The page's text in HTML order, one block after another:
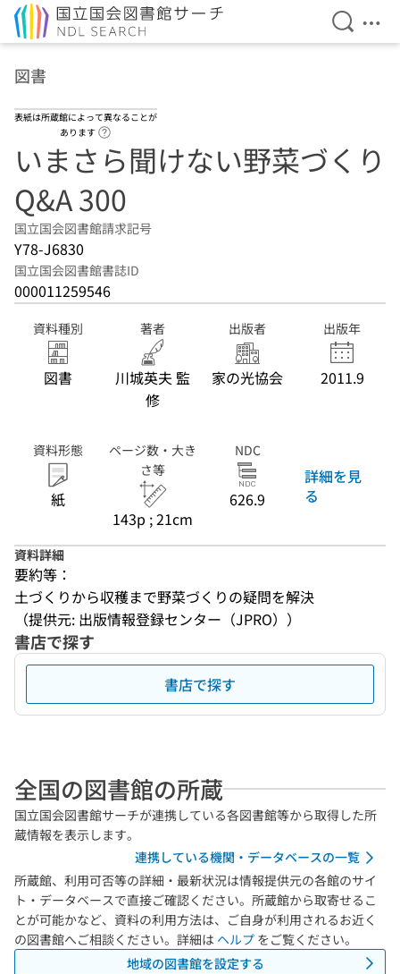
検索を
メ
図書
表紙は所蔵館によって異なることが
あります
いまさら聞けない野菜づくり
Q&A 300
国立国会図書館請求記号
Y78-J6830
国立国会図書館書誌ID
000011259546
資料種別
図書
著者
川城英夫 監
修
出版者
家の光協会
出版年
2011.9
資料形態
紙
ページ数・大き
さ等
143p ; 21cm
NDC
626.9
詳細を見
る
資料詳細
要約等：
土づくりから収穫まで野菜づくりの疑問を解決
（提供元: 出版情報登録センター（JPRO））
書店で探す
書店で探す
全国の図書館の所蔵
国立国会図書館サーチが連携している各図書館等から取得した所
蔵情報を表示します。
連携している機関・データベースの一覧
所蔵館、利用可否等の詳細・最新状況は情報提供元の各館のサイ
ト・データベースで直接ご確認ください。所蔵館から取寄せるこ
とが可能かなど、資料の利用方法は、ご自身が利用されるお近く
の図書館へご相談ください。詳細は ヘルプ をご覧ください。
地域の図書館を設定する